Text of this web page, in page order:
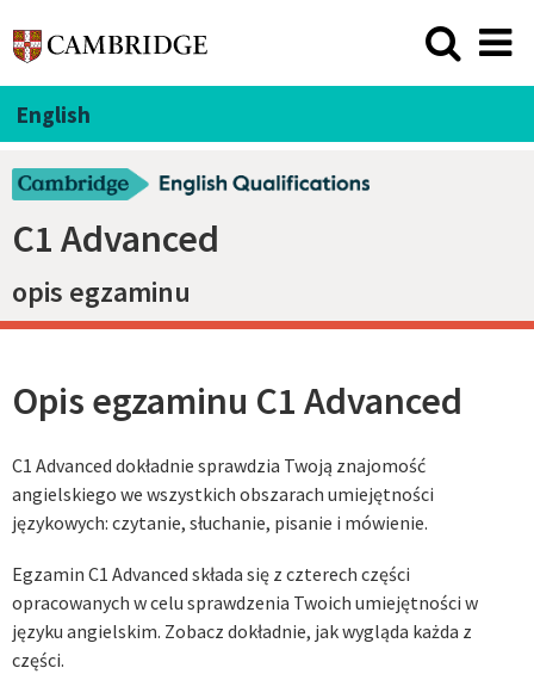
English
C1 Advanced
opis egzaminu
Opis egzaminu C1 Advanced
C1 Advanced dokładnie sprawdzia Twoją znajomość
angielskiego we wszystkich obszarach umiejętności
językowych: czytanie, słuchanie, pisanie i mówienie.
Egzamin C1 Advanced składa się z czterech części
opracowanych w celu sprawdzenia Twoich umiejętności w
języku angielskim. Zobacz dokładnie, jak wygląda każda z
części.